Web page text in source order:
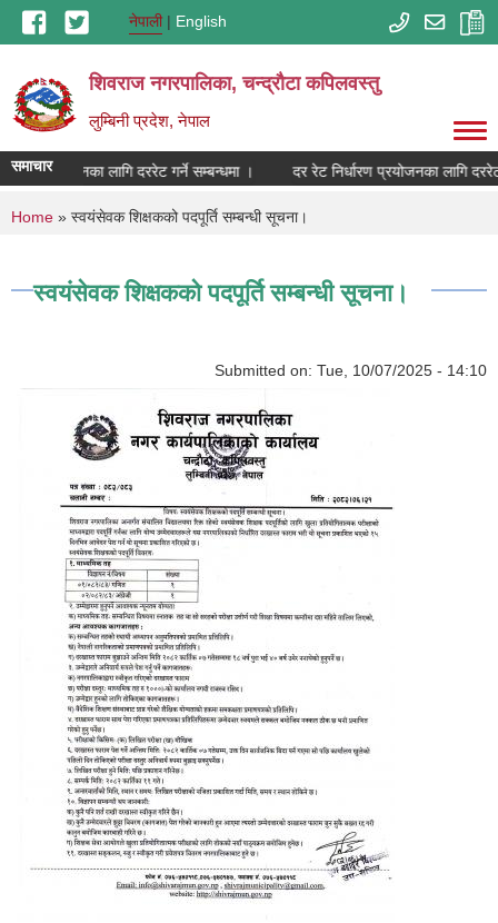
Skip to main contentनेपाली English
शिवराज नगरपालिका, चन्द्राैटा कपिलवस्तु
लुम्बिनी प्रदेश, नेपाल
समाचारप्रयोजनका लागि दररेट गर्ने सम्बन्धमा । दर रेट निर्धारण प्रयोजनका लागि
You are here
Home » स्वयंसेवक शिक्षकको पदपूर्ति सम्बन्धी सूचना।
स्वयंसेवक शिक्षकको पदपूर्ति सम्बन्धी सूचना।
Submitted on: Tue, 10/07/2025 - 14:10